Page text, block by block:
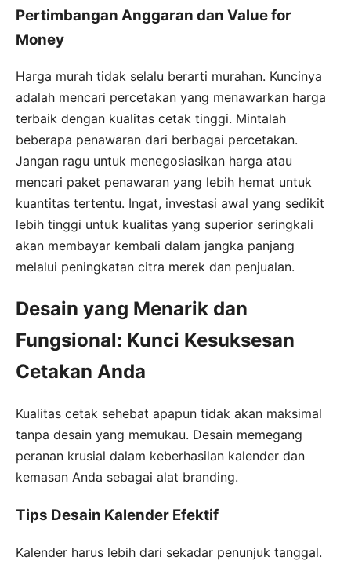
Pertimbangan Anggaran dan Value for
Money
Harga murah tidak selalu berarti murahan. Kuncinya
adalah mencari percetakan yang menawarkan harga
terbaik dengan kualitas cetak tinggi. Mintalah
beberapa penawaran dari berbagai percetakan.
Jangan ragu untuk menegosiasikan harga atau
mencari paket penawaran yang lebih hemat untuk
kuantitas tertentu. Ingat, investasi awal yang sedikit
lebih tinggi untuk kualitas yang superior seringkali
akan membayar kembali dalam jangka panjang
melalui peningkatan citra merek dan penjualan.
Desain yang Menarik dan
Fungsional: Kunci Kesuksesan
Cetakan Anda
Kualitas cetak sehebat apapun tidak akan maksimal
tanpa desain yang memukau. Desain memegang
peranan krusial dalam keberhasilan kalender dan
kemasan Anda sebagai alat branding.
Tips Desain Kalender Efektif
Kalender harus lebih dari sekadar penunjuk tanggal.